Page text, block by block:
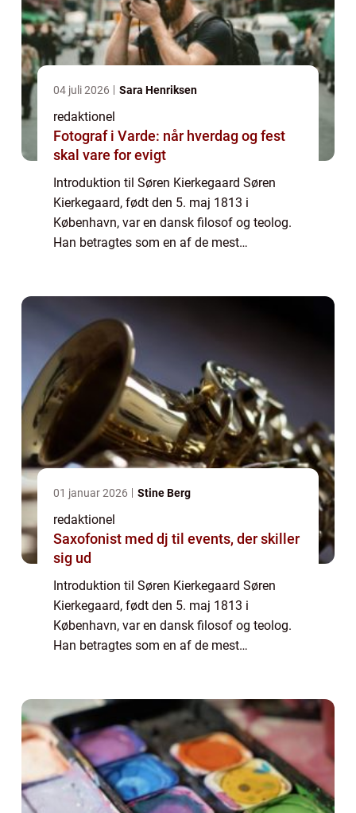
04 juli 2026 Sara Henriksen
redaktionel
Fotograf i Varde: når hverdag og fest
skal vare for evigt
Introduktion til Søren Kierkegaard Søren
Kierkegaard, født den 5. maj 1813 i
København, var en dansk filosof og teolog.
Han betragtes som en af de mest
01 januar 2026 Stine Berg
redaktionel
Saxofonist med dj til events, der skiller
sig ud
Introduktion til Søren Kierkegaard Søren
Kierkegaard, født den 5. maj 1813 i
København, var en dansk filosof og teolog.
Han betragtes som en af de mest
eksistentialismen. Hans tanker h...